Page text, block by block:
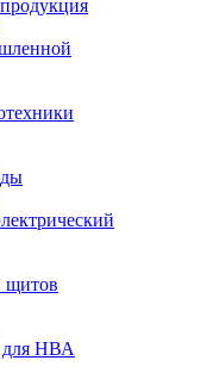
щитов
НВА